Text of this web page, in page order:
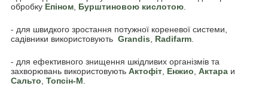
обробку Епіном Бурштиновою кислотою
- для швидкого зростання потужної кореневої системи,
садівники використовують Grandis Radifarm
- для ефективного знищення шкідливих організмів та
захворювань використовують Актофіт Енжио Актара и
Сальто Топсін-М